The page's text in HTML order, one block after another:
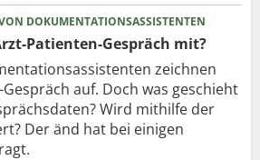
DOKUMENTATIONSASSISTENTEN
Patienten-Gespräch mit?
zeichnen
auf. Doch was geschieht
Wird mithilfe der
Der änd hat bei einigen